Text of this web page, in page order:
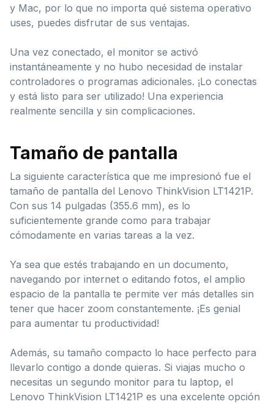
y Mac, por lo que no importa qué sistema operativo
uses, puedes disfrutar de sus ventajas.
Una vez conectado, el monitor se activó
instantáneamente y no hubo necesidad de instalar
controladores o programas adicionales. ¡Lo conectas
y está listo para ser utilizado! Una experiencia
realmente sencilla y sin complicaciones.
Tamaño de pantalla
La siguiente característica que me impresionó fue el
tamaño de pantalla del Lenovo ThinkVision LT1421P.
Con sus 14 pulgadas (355.6 mm), es lo
suficientemente grande como para trabajar
cómodamente en varias tareas a la vez.
Ya sea que estés trabajando en un documento,
navegando por internet o editando fotos, el amplio
espacio de la pantalla te permite ver más detalles sin
tener que hacer zoom constantemente. ¡Es genial
para aumentar tu productividad!
Además, su tamaño compacto lo hace perfecto para
llevarlo contigo a donde quieras. Si viajas mucho o
necesitas un segundo monitor para tu laptop, el
Lenovo ThinkVision LT1421P es una excelente opción